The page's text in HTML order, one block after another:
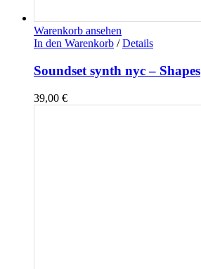
Warenkorb ansehen
In den Warenkorb / Details
Soundset synth nyc – Shapes
39,00 €